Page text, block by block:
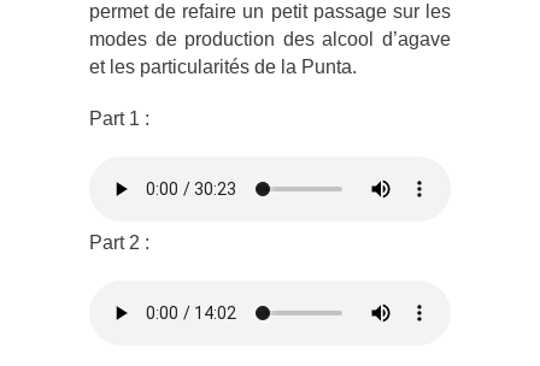
permet de refaire un petit passage sur les
modes de production des alcool d’agave
et les particularités de la Punta.
Part 1 :
Part 2 :